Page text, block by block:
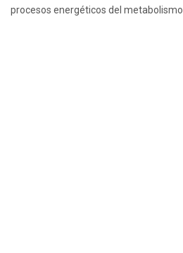
procesos energéticos del metabolismo.